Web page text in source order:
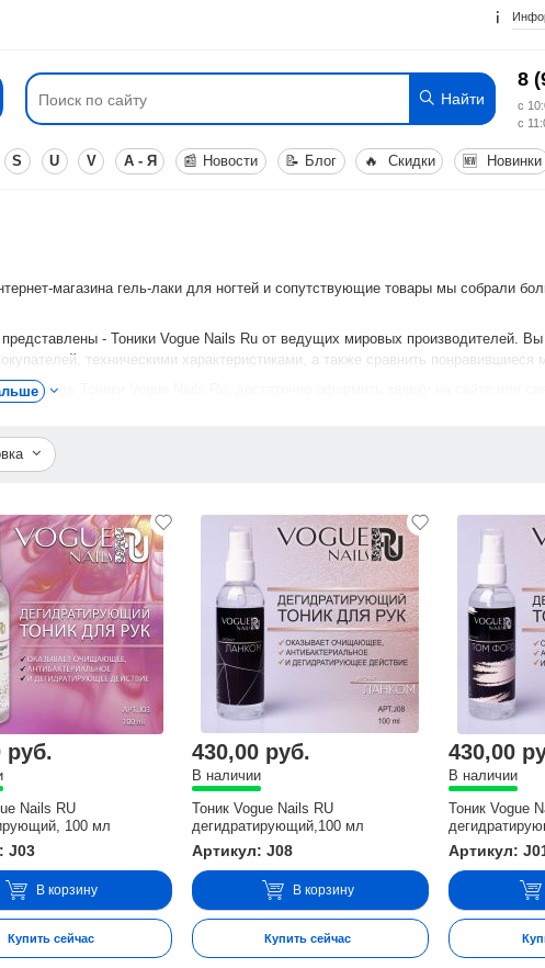
Найти
8
с
с
S U V А - Я 📰 Новости 📝 Блог 🔥 Скидки 🆕 Новинки
магазина гель-лаки для ногтей и сопутствующие товары мы собрали
представлены - Тоники Vogue Nails Ru от ведущих мировых производителей.
техническими характеристиками, а также сравнить
купить Тоники Vogue Nails Ru, достаточно оформить заявку на сайте или
руб.
Nails RU
100 мл
J03
В корзину
Купить сейчас
430,00 руб.
В наличии
Тоник Vogue Nails RU
дегидратирующий,100 мл
Артикул: J08
В корзину
Купить сейчас
430,00
В наличии
Тоник Vogue
Артикул: